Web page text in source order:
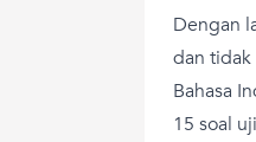
Dengan
dan tidak
Bahasa
15 soal